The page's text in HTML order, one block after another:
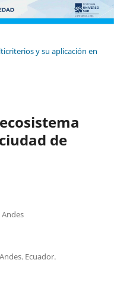
y su aplicación en
de
Ecuador.